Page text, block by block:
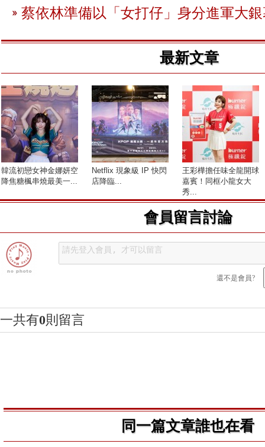
蔡依林準備以「女打仔」身分進軍大
最新文章
​韓流初戀女神金娜妍空
降焦糖楓串燒最美一...
Netflix 現象級 IP 快閃
店降臨...
王彩樺擔任味全龍開球
嘉賓！同框小龍女大
秀...
會員留言討論
還不是會員?
一共有0則留言
同一篇文章誰也在看